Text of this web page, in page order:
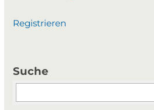
Registrieren
Suche
Suchbegriffe